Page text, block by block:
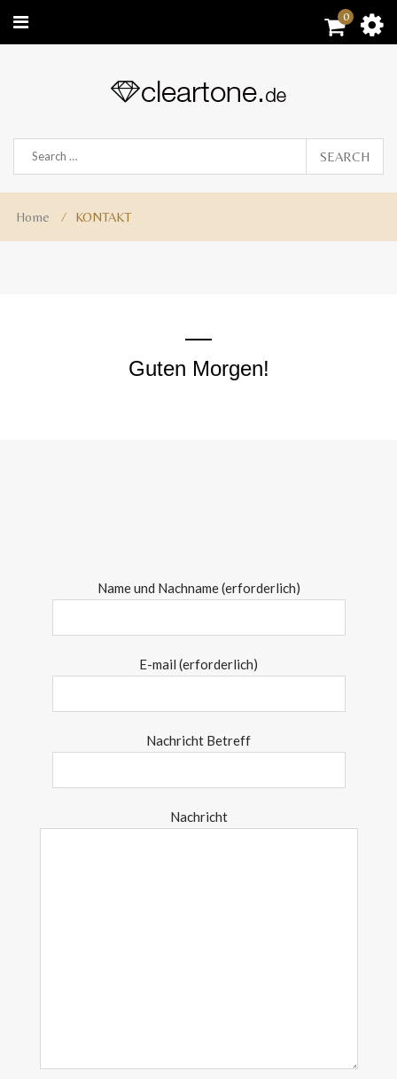
0
SEARCH
Home ⁄ KONTAKT
Guten Morgen!
Name und Nachname (erforderlich)
E-mail (erforderlich)
Nachricht Betreff
Nachricht